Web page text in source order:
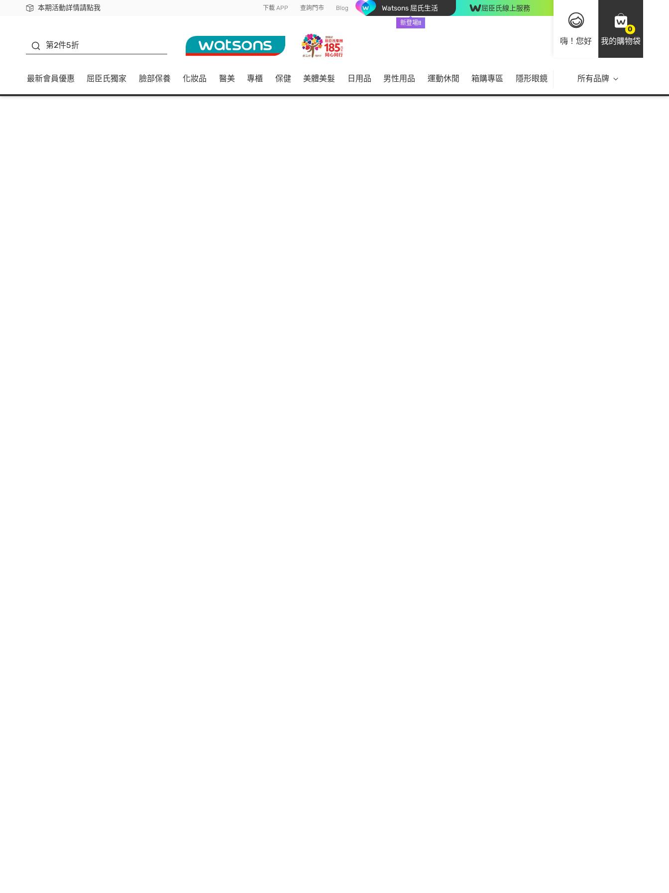
本期活動詳情請點我
下載app最高回饋$350 下載 APP 查詢門市 Blog Watsons 屈氏生活
新登場!!
屈臣氏線上服務
嗨！您好
0
我的購物袋
第2件5折
最新會員優惠 屈臣氏獨家 臉部保養 化妝品 醫美 專櫃 保健 美體美髮 日用品 男性用品 運動休閒 箱購專區 隱形眼鏡 所有品牌